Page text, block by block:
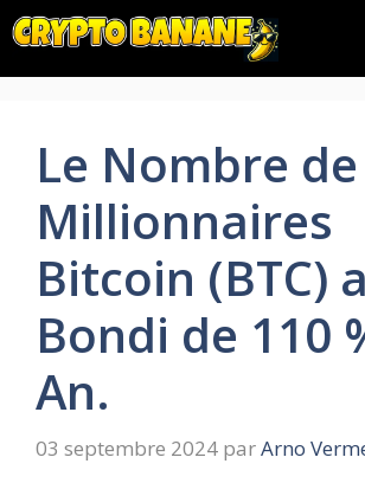
Aller
au
contenu
Le Nombre de
Millionnaires
Bitcoin (BTC) a
Bondi de 110
An.
03 septembre 2024 parArno